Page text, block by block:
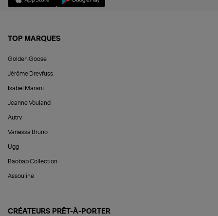
TOP MARQUES
Golden Goose
Jérôme Dreyfuss
Isabel Marant
Jeanne Vouland
Autry
Vanessa Bruno
Ugg
Baobab Collection
Assouline
CRÉATEURS PRÊT-À-PORTER